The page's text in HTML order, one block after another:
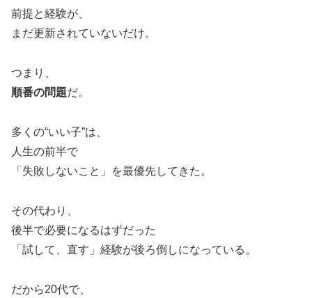
前提と経験が、
まだ更新されていないだけ。
つまり、
順番の問題だ。
多くの“いい子”は、
人生の前半で
「失敗しないこと」を最優先してきた。
その代わり、
後半で必要になるはずだった
「試して、直す」経験が後ろ倒しになっている。
だから20代で、